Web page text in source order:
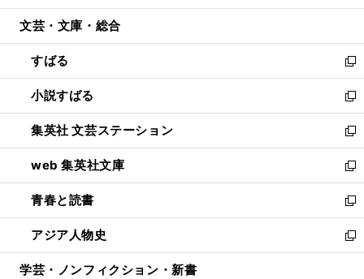
開
ウ
開
く
ン
ウ
で
開
く
ウ
ン
ド
ウ
で
開
く
文芸・文庫・総合
すばる
新
し
い
ウ
ィ
ン
ド
ウ
で
開
く
小説すばる
新
し
い
ウ
ィ
ン
ド
ウ
で
開
集英社 文芸ステーション
新
し
い
ウ
ィ
ン
ド
ウ
web 集英社文庫
新
し
い
ウ
ィ
ン
青春と読書
新
し
い
ウ
アジア人物史
新
し
学芸・ノンフィクション・新書